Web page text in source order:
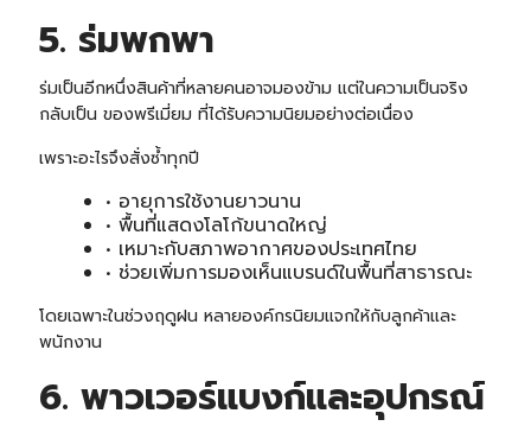
5. ร่มพกพา
ร่มเป็นอีกหนึ่งสินค้าที่หลายคนอาจมองข้าม แต่ในความเป็นจริง
กลับเป็น ของพรีเมี่ยม ที่ได้รับความนิยมอย่างต่อเนื่อง
เพราะอะไรจึงสั่งซ้ำทุกปี
• อายุการใช้งานยาวนาน
• พื้นที่แสดงโลโก้ขนาดใหญ่
• เหมาะกับสภาพอากาศของประเทศไทย
• ช่วยเพิ่มการมองเห็นแบรนด์ในพื้นที่สาธารณะ
โดยเฉพาะในช่วงฤดูฝน หลายองค์กรนิยมแจกให้กับลูกค้าและ
พนักงาน
6. พาวเวอร์แบงก์และอุปกรณ์